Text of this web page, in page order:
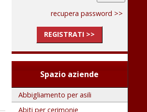
recupera password >>
REGISTRATI >>
Spazio aziende
Abbigliamento per asili
Abiti per cerimonie